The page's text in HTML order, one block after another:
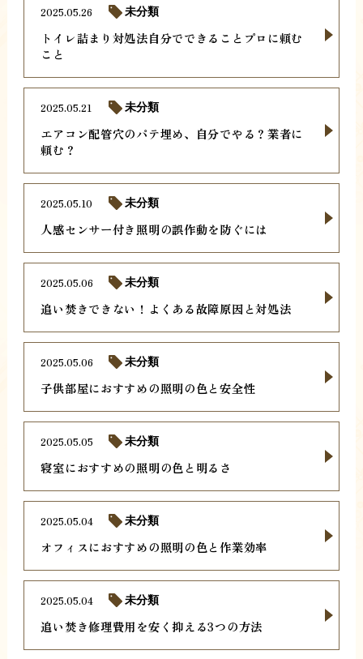
トイレ詰まり対処法自分でできることプロに頼む
こと
2025.05.26 未分類
エアコン配管穴のパテ埋め、自分でやる？業者に
頼む？
2025.05.21 未分類
人感センサー付き照明の誤作動を防ぐには
2025.05.10 未分類
追い焚きできない！よくある故障原因と対処法
2025.05.06 未分類
子供部屋におすすめの照明の色と安全性
2025.05.06 未分類
寝室におすすめの照明の色と明るさ
2025.05.05 未分類
オフィスにおすすめの照明の色と作業効率
2025.05.04 未分類
追い焚き修理費用を安く抑える3つの方法
2025.05.04 未分類